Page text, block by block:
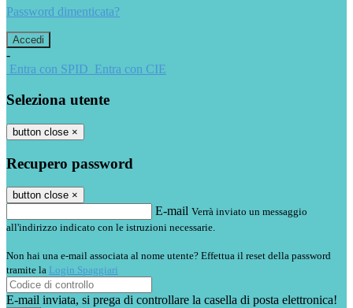
Password dimenticata?
-
Entra con SPID Entra con CIE
Seleziona utente
button close ×
Recupero password
button close ×
E-mail Verrà inviato un messaggio
all'indirizzo indicato con le istruzioni necessarie.
Non hai una e-mail associata al nome utente? Effettua il reset della password
tramite la Login Spaggiari
E-mail inviata, si prega di controllare la casella di posta elettronica!